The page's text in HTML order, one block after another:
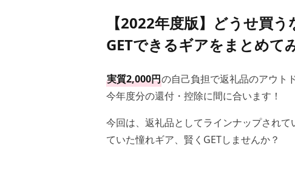
【2022年度版】どうせ買
GETできるギアをまとめて
実質2,000円の自己負担で返礼品のアウト
今年度分の還付・控除に間に合います！
今回は、返礼品としてラインナップされ
ていた憧れギア、賢くGETしませんか？